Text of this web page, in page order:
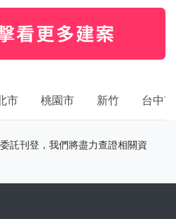
市 桃園市 新竹 台中市
託刊登，我們將盡力查證相關資